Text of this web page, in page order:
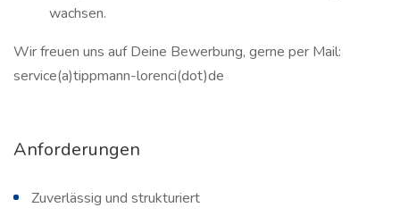
wachsen.
Wir freuen uns auf Deine Bewerbung, gerne per Mail:
service(a)tippmann-lorenci(dot)de
Anforderungen
Zuverlässig und strukturiert